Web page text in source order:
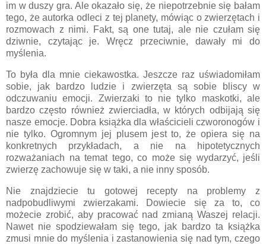
im w duszy gra. Ale okazało się, że niepotrzebnie się bałam
tego, że autorka odleci z tej planety, mówiąc o zwierzętach i
rozmowach z nimi. Fakt, są one tutaj, ale nie czułam się
dziwnie, czytając je. Wręcz przeciwnie, dawały mi do
myślenia.
To była dla mnie ciekawostka. Jeszcze raz uświadomiłam
sobie, jak bardzo ludzie i zwierzęta są sobie bliscy w
odczuwaniu emocji. Zwierzaki to nie tylko maskotki, ale
bardzo często również zwierciadła, w których odbijają się
nasze emocje. Dobra książka dla właścicieli czworonogów i
nie tylko. Ogromnym jej plusem jest to, że opiera się na
konkretnych przykładach, a nie na hipotetycznych
rozważaniach na temat tego, co może się wydarzyć, jeśli
zwierzę zachowuje się w taki, a nie inny sposób.
Nie znajdziecie tu gotowej recepty na problemy z
nadpobudliwymi zwierzakami. Dowiecie się za to, co
możecie zrobić, aby pracować nad zmianą Waszej relacji.
Nawet nie spodziewałam się tego, jak bardzo ta książka
zmusi mnie do myślenia i zastanowienia się nad tym, czego